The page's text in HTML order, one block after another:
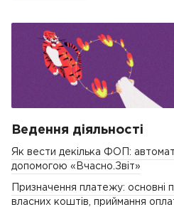
Ведення діяльності
Як вести декілька ФОП:
допомогою «Вчасно.Звіт»
Призначення платежу: основні
власних коштів, приймання